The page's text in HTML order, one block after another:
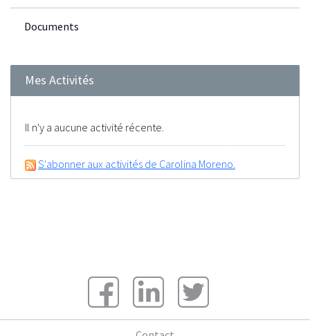
Documents
Mes Activités
Il n'y a aucune activité récente.
S'abonner aux activités de Carolina Moreno.